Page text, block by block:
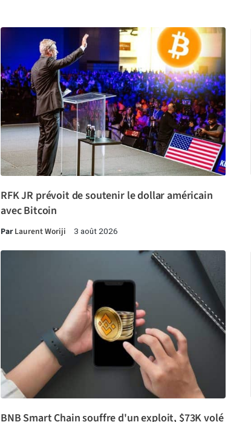
RFK JR prévoit de soutenir le dollar américain
avec Bitcoin
ParLaurent Woriji 3 août 2026
BNB Smart Chain souffre d'un exploit, $73K volé